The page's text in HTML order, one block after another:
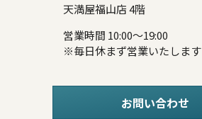
天満屋福山店 4階
営業時間 10:00～19:00
※毎日休まず営業いたします
お問い合わせ